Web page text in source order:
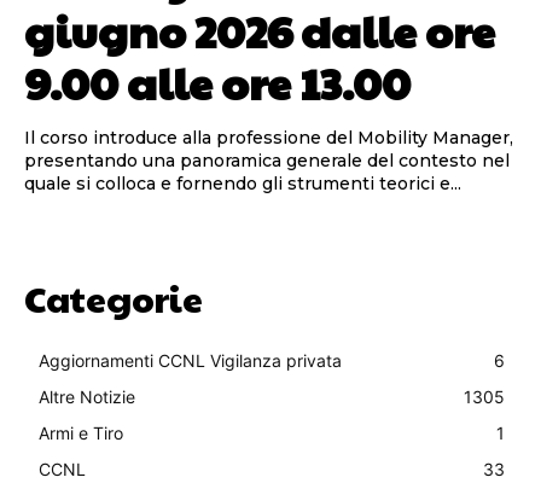
giugno 2026 dalle ore
9.00 alle ore 13.00
Il corso introduce alla professione del Mobility Manager,
presentando una panoramica generale del contesto nel
quale si colloca e fornendo gli strumenti teorici e...
Categorie
Aggiornamenti CCNL Vigilanza privata
6
Altre Notizie
1305
Armi e Tiro
1
CCNL
33